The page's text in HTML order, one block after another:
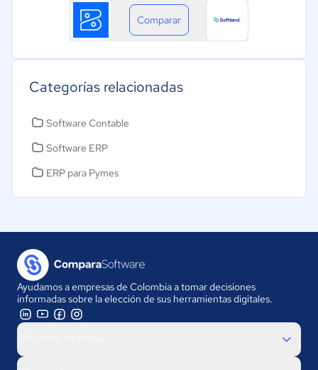
Comparar
Categorías relacionadas
Software Contable
Software ERP
ERP para Pymes
Ayudamos a empresas de Colombia a tomar decisiones
informadas sobre la elección de sus herramientas digitales.